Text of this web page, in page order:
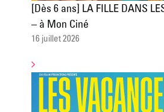
[Dès 6 ans] LA FILLE DANS
– à Mon Ciné
16 juillet 2026